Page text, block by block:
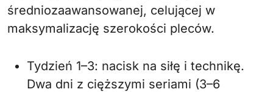
średniozaawansowanej, celującej w
maksymalizację szerokości pleców.
Tydzień 1–3: nacisk na siłę i technikę.
Dwa dni z cięższymi seriami (3–6